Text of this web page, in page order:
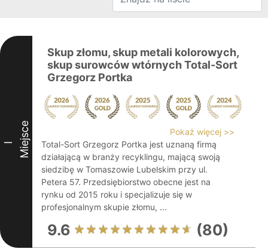
I Miejsce
Skup złomu, skup metali kolorowych,
skup surowców wtórnych Total-Sort
Grzegorz Portka
Pokaż więcej >>
Total-Sort Grzegorz Portka jest uznaną firmą
działającą w branży recyklingu, mającą swoją
siedzibę w Tomaszowie Lubelskim przy ul.
Petera 57. Przedsiębiorstwo obecne jest na
rynku od 2015 roku i specjalizuje się w
profesjonalnym skupie złomu, ...
9.6 (80)